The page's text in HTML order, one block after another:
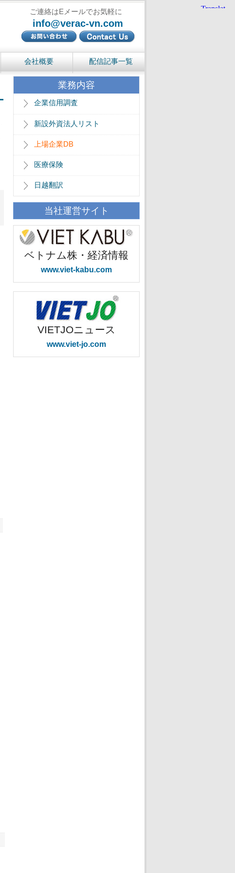
ご連絡はEメールでお気軽に
info@verac-vn.com
会社概要 配信記事一覧
業務内容
企業信用調査
新設外資法人リスト
上場企業DB
医療保険
日越翻訳
当社運営サイト
ベトナム株・経済情報
www.viet-kabu.com
VIETJOニュース
www.viet-jo.com